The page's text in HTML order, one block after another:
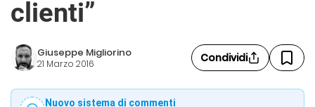
clienti”
Giuseppe Migliorino
21 Marzo 2016 Condividi
Nuovo sistema di commenti